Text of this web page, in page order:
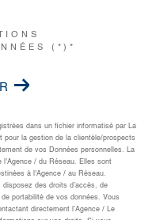
(*)*
dans un fichier informatisé par La
la gestion de la clientèle/prospects
de vos Données personnelles. La
l'Agence / du Réseau. Elles sont
à l'Agence / au Réseau.
des droits d’accès, de
portabilité de vos données. Vous
directement l’Agence / Le